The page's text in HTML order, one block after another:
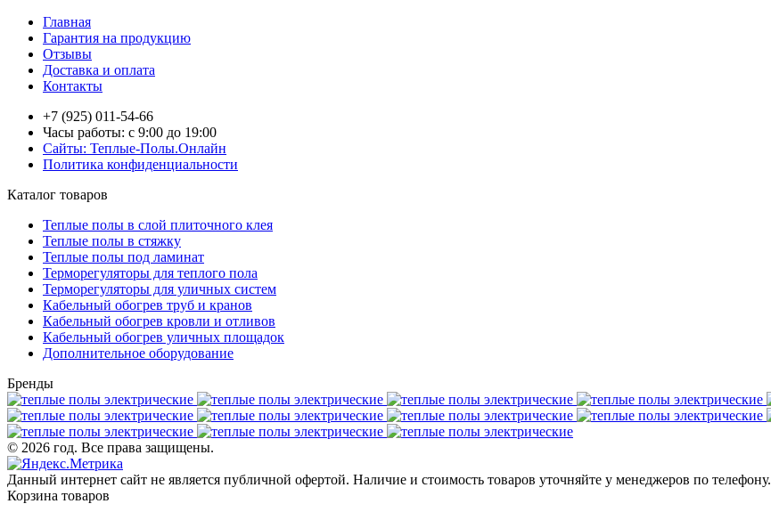
Главная
Гарантия на продукцию
Отзывы
Доставка и оплата
Контакты
+7 (925) 011-54-66
Часы работы: с 9:00 до 19:00
Сайты: Теплые-Полы.Онлайн
Политика конфиденциальности
Каталог товаров
Теплые полы в слой плиточного клея
Теплые полы в стяжку
Теплые полы под ламинат
Терморегуляторы для теплого пола
Терморегуляторы для уличных систем
Кабельный обогрев труб и кранов
Кабельный обогрев кровли и отливов
Кабельный обогрев уличных площадок
Дополнительное оборудование
Бренды
© 2026 год. Все права защищены.
Данный интернет сайт не является публичной офертой. Наличие и стоимость товаров уточняйте у менеджеров по телефону.
Корзина товаров